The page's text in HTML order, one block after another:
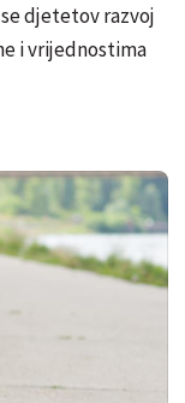
djetetov razvoj
i vrijednostima